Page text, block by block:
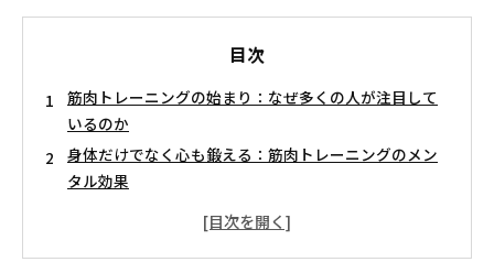
目次
筋肉トレーニングの始まり：なぜ多くの人が注目して
いるのか
身体だけでなく心も鍛える：筋肉トレーニングのメン
タル効果
初心者でも安心！正しいトレーニング方法のすすめ